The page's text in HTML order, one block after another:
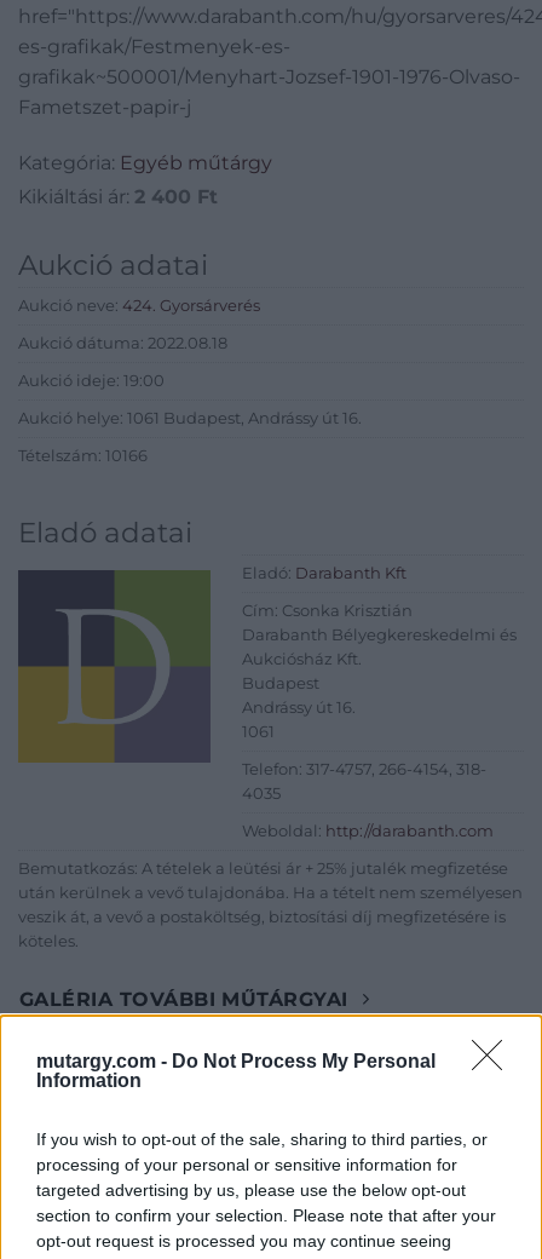
mutargy.com - Do Not Process My Personal
Information
If you wish to opt-out of the sale, sharing to third parties, or
processing of your personal or sensitive information for
targeted advertising by us, please use the below opt-out
section to confirm your selection. Please note that after your
opt-out request is processed you may continue seeing
href="https://www.darabanth.com/hu/gyorsarveres/
es-grafikak/Festmenyek-es-
grafikak~500001/Menyhart-Jozsef-1901-1976-Olvaso-
Fametszet-papir-j
Kategória: Egyéb műtárgy
Kikiáltási ár: 2 400 Ft
Aukció adatai
Aukció neve: 424. Gyorsárverés
Aukció dátuma: 2022.08.18
Aukció ideje: 19:00
Aukció helye: 1061 Budapest, Andrássy út 16.
Tételszám: 10166
Eladó adatai
Eladó: Darabanth Kft
Cím: Csonka Krisztián
Darabanth Bélyegkereskedelmi és
Aukciósház Kft.
Budapest
Andrássy út 16.
1061
Telefon: 317-4757, 266-4154, 318-
4035
Weboldal: http://darabanth.com
Bemutatkozás: A tételek a leütési ár + 25% jutalék megfizetése
után kerülnek a vevő tulajdonába. Ha a tételt nem személyesen
veszik át, a vevő a postaköltség, biztosítási díj megfizetésére is
köteles.
GALÉRIA TOVÁBBI MŰTÁRGYAI
KAPCSOLÓDÓ MŰTÁRGYAK